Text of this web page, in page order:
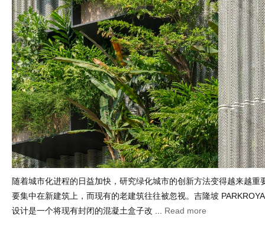
随着城市化进程的日益加快，研究绿化城市的创新方法变得越来越重
要集中在新建筑上，而现有的老建筑往往被忽视。吉隆坡
设计是一个将现有封闭的混凝土盒子改 ... Read more